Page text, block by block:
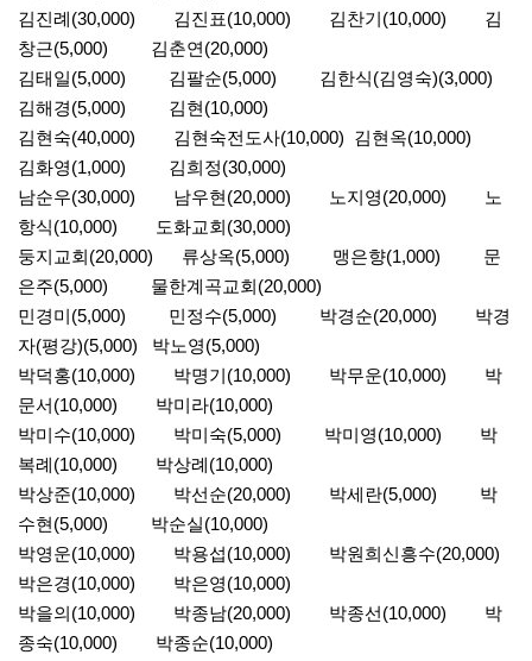
김진례(30,000) 김진표(10,000) 김찬기(10,000) 김
창근(5,000) 김춘연(20,000)
김태일(5,000) 김팔순(5,000) 김한식(김영숙)(3,000)
김해경(5,000) 김현(10,000)
김현숙(40,000) 김현숙전도사(10,000) 김현옥(10,000)
김화영(1,000) 김희정(30,000)
남순우(30,000) 남우현(20,000) 노지영(20,000) 노
항식(10,000) 도화교회(30,000)
둥지교회(20,000) 류상옥(5,000) 맹은향(1,000) 문
은주(5,000) 물한계곡교회(20,000)
민경미(5,000) 민정수(5,000) 박경순(20,000) 박경
자(평강)(5,000) 박노영(5,000)
박덕홍(10,000) 박명기(10,000) 박무운(10,000) 박
문서(10,000) 박미라(10,000)
박미수(10,000) 박미숙(5,000) 박미영(10,000) 박
복례(10,000) 박상례(10,000)
박상준(10,000) 박선순(20,000) 박세란(5,000) 박
수현(5,000) 박순실(10,000)
박영운(10,000) 박용섭(10,000) 박원희신흥수(20,000)
박은경(10,000) 박은영(10,000)
박을의(10,000) 박종남(20,000) 박종선(10,000) 박
종숙(10,000) 박종순(10,000)